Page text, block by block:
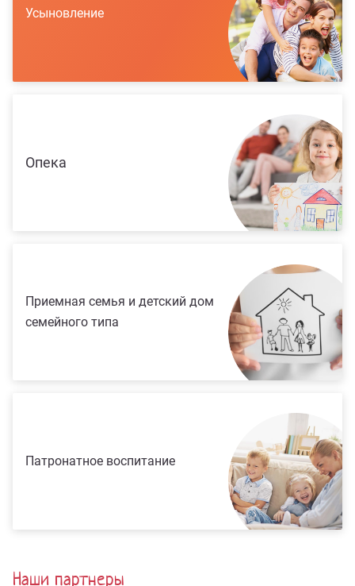
Усыновление
Опека
Приемная семья и детский дом
семейного типа
Патронатное воспитание
Наши партнеры